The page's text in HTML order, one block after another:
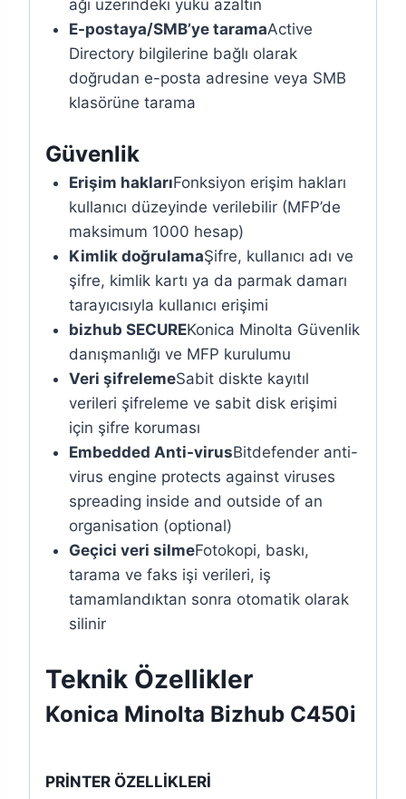
ağı üzerindeki yükü azaltın
E-postaya/SMB’ye taramaActive
Directory bilgilerine bağlı olarak
doğrudan e-posta adresine veya SMB
klasörüne tarama
Güvenlik
Erişim haklarıFonksiyon erişim hakları
kullanıcı düzeyinde verilebilir (MFP’de
maksimum 1000 hesap)
Kimlik doğrulamaŞifre, kullanıcı adı ve
şifre, kimlik kartı ya da parmak damarı
tarayıcısıyla kullanıcı erişimi
bizhub SECUREKonica Minolta Güvenlik
danışmanlığı ve MFP kurulumu
Veri şifrelemeSabit diskte kayıtıl
verileri şifreleme ve sabit disk erişimi
için şifre koruması
Embedded Anti-virusBitdefender anti-
virus engine protects against viruses
spreading inside and outside of an
organisation (optional)
Geçici veri silmeFotokopi, baskı,
tarama ve faks işi verileri, iş
tamamlandıktan sonra otomatik olarak
silinir
Teknik Özellikler
Konica Minolta Bizhub C450i
PRİNTER ÖZELLİKLERİ